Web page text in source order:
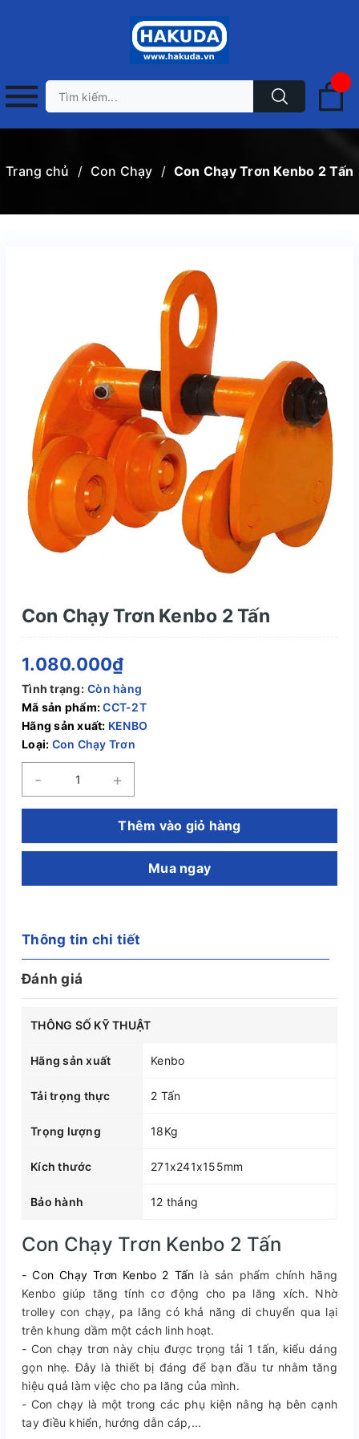
Trang chủ / Con Chạy / Con Chạy Trơn Kenbo 2 Tấn
Con Chạy Trơn Kenbo 2 Tấn
1.080.000₫
Tình trạng: Còn hàng
Mã sản phẩm:CCT-2T
Hãng sản xuất: KENBO
Loại: Con Chạy Trơn
- +
Thêm vào giỏ hàng
Mua ngay
Thông tin chi tiết
Đánh giá
THÔNG SỐ KỸ THUẬT
Hãng sản xuất Kenbo
Tải trọng thực 2 Tấn
Trọng lượng 18Kg
Kích thước 271x241x155mm
Bảo hành 12 tháng
Con Chạy Trơn Kenbo 2 Tấn
- Con Chạy Trơn Kenbo 2 Tấn là sản phẩm chính hãng
Kenbo giúp tăng tính cơ động cho pa lăng xích. Nhờ
trolley con chạy, pa lăng có khả năng di chuyển qua lại
trên khung dầm một cách linh hoạt.
- Con chạy trơn này chịu được trọng tải 1 tấn, kiểu dáng
gọn nhẹ. Đây là thiết bị đáng để bạn đầu tư nhằm tăng
hiệu quả làm việc cho pa lăng của mình.
- Con chạy là một trong các phụ kiện nâng hạ bên cạnh
tay điều khiển, hướng dẫn cáp,...